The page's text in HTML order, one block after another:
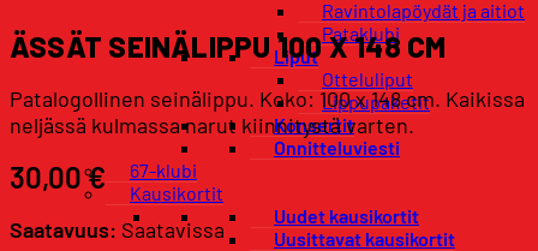
Ravintolapöydät ja aitiot
Pataklubi
Liput
Otteluliput
Lippupaketit
Konsertit
Onnitteluviesti
67-klubi
Kausikortit
Uudet kausikortit
Uusittavat kausikortit
ÄSSÄT SEINÄLIPPU 100 X 148 CM
Patalogollinen seinälippu. Koko: 100 x 148 cm. Kaikissa
neljässä kulmassa narut kiinnitystä varten.
30,00€
Saatavuus: Saatavissa